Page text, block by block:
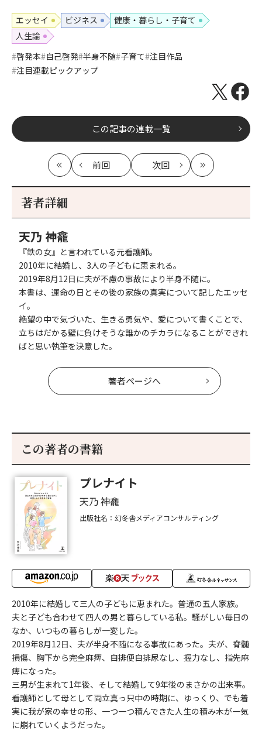
エッセイ ビジネス
健康・暮らし・子育て
人生論
啓発本 自己啓発 半身不随 子育て 注目作品
注目連載ピックアップ
この記事の連載一覧
最
初
前回
記
次回
記
最
新
著者詳細
天乃 神龕
『鉄の女』と言われている元看護師。
2010年に結婚し、3人の子どもに恵まれる。
2019年8月12日に夫が不慮の事故により半身不随に。
本書は、運命の日とその後の家族の真実について記したエッセ
イ。
絶望の中で気づいた、生きる勇気や、愛について書くことで、
立ちはだかる壁に負けそうな誰かのチカラになることができれ
ばと思い執筆を決意した。
著者ページへ
この著者の書籍
プレナイト
天乃 神龕
出版社名：幻冬舎メディアコンサルティング
2010年に結婚して三人の子どもに恵まれた。普通の五人家族。
夫と子ども合わせて四人の男と暮らしている私。騒がしい毎日の
なか、いつもの暮らしが一変した。
2019年8月12日、夫が半身不随になる事故にあった。夫が、脊髄
損傷、胸下から完全麻痺、自排便自排尿なし、握力なし、指先麻
痺になった。
三男が生まれて1年後、そして結婚して9年後のまさかの出来事。
看護師として母として両立真っ只中の時期に、ゆっくり、でも着
実に我が家の幸せの形、一つ一つ積んできた人生の積み木が一気
に崩れていくようだった。